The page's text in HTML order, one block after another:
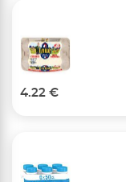
4.22 €